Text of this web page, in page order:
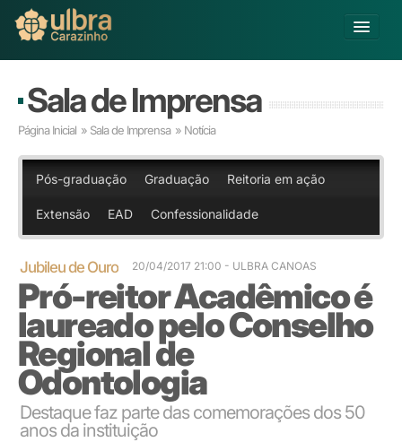
Buscar
Já sou Aluno
Matricule-se
Educação Básica
Graduação
Pós-graduação
Educação a Distância
Pesquisa
Extensão
Infraestrutura e Serviços
Inovação
Sobre a ULBRA
Sala de Imprensa
Página Inicial » Sala de Imprensa » Notícia
Pós-graduação Graduação Reitoria em ação
Extensão EAD Confessionalidade
Jubileu de Ouro 20/04/2017 21:00 - ULBRA CANOAS
Pró-reitor Acadêmico é
laureado pelo Conselho
Regional de
Odontologia
Destaque faz parte das comemorações dos 50
anos da instituição